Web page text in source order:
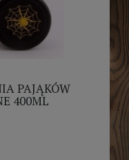
PAJĄKÓW
400ML